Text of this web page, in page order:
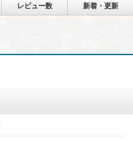
レビュー数 新着・更新